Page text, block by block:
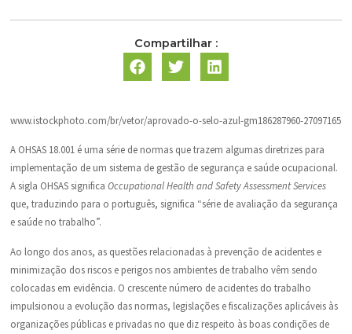
Compartilhar :
www.istockphoto.com/br/vetor/aprovado-o-selo-azul-gm186287960-27097165
A OHSAS 18.001 é uma série de normas que trazem algumas diretrizes para
implementação de um sistema de gestão de segurança e saúde ocupacional.
A sigla OHSAS significa Occupational Health and Safety Assessment Services
que, traduzindo para o português, significa “série de avaliação da segurança
e saúde no trabalho”.
Ao longo dos anos, as questões relacionadas à prevenção de acidentes e
minimização dos riscos e perigos nos ambientes de trabalho vêm sendo
colocadas em evidência. O crescente número de acidentes do trabalho
impulsionou a evolução das normas, legislações e fiscalizações aplicáveis às
organizações públicas e privadas no que diz respeito às boas condições de